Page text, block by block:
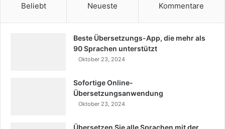
Beliebt Neueste Kommentare
Beste Übersetzungs-App, die mehr als
90 Sprachen unterstützt
Oktober 23, 2024
Sofortige Online-
Übersetzungsanwendung
Oktober 23, 2024
Übersetzen Sie alle Sprachen mit der